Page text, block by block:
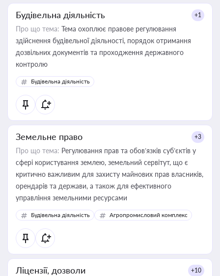
Будівельна діяльність +1
Про що тема: Тема охоплює правове регулювання
здійснення будівельної діяльності, порядок отримання
дозвільних документів та проходження державного
контролю
Будівельна діяльність
Земельне право +3
Про що тема: Регулювання прав та обов’язків суб’єктів у
сфері користування землею, земельний сервітут, що є
критично важливим для захисту майнових прав власників,
орендарів та держави, а також для ефективного
управління земельними ресурсами
Будівельна діяльність Агропромисловий комплекс
Ліцензії, дозволи +10